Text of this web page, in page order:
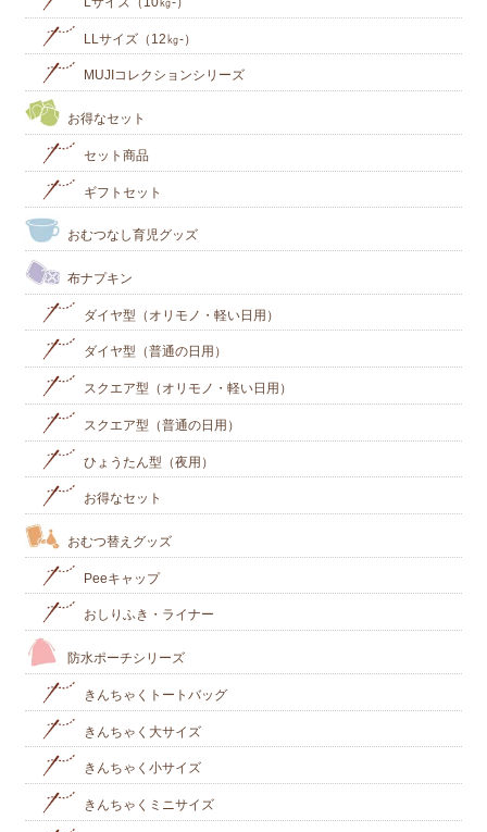
LLサイズ（12㎏-）
MUJIコレクションシリーズ
お得なセット
セット商品
ギフトセット
おむつなし育児グッズ
布ナプキン
ダイヤ型（オリモノ・軽い日用）
ダイヤ型（普通の日用）
スクエア型（オリモノ・軽い日用）
スクエア型（普通の日用）
ひょうたん型（夜用）
お得なセット
おむつ替えグッズ
Peeキャップ
おしりふき・ライナー
防水ポーチシリーズ
きんちゃくトートバッグ
きんちゃく大サイズ
きんちゃく小サイズ
きんちゃくミニサイズ